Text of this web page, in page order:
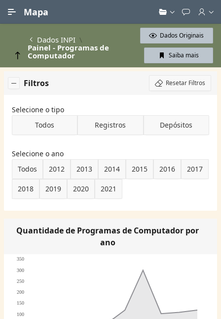
Mapa
Dados INPI
Painel - Programas de
Computador
Dados Originais
Saiba mais
Filtros Resetar Filtros
Selecione o tipo
Todos
Registros Depósitos
Selecione o ano
Todos
2012 2013 2014 2015 2016 2017
2018 2019 2020 2021
Quantidade de Programas de Computador por
ano
100
150
200
250
300
350